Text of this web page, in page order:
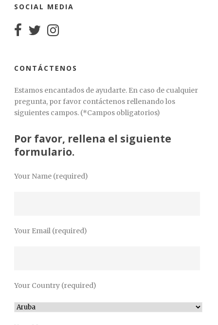
SOCIAL MEDIA
CONTÁCTENOS
Estamos encantados de ayudarte. En caso de cualquier
pregunta, por favor contáctenos rellenando los
siguientes campos. (*Campos obligatorios)
Por favor, rellena el siguiente
formulario.
Your Name (required)
Your Email (required)
Your Country (required)